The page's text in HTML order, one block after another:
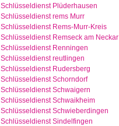
Schlüsseldienst Plüderhausen
Schlüsseldienst rems Murr
Schlüsseldienst Rems-Murr-Kreis
Schlüsseldienst Remseck am Neckar
Schlüsseldienst Renningen
Schlüsseldienst reutlingen
Schlüsseldienst Rudersberg
Schlüsseldienst Schorndorf
Schlüsseldienst Schwaigern
Schlüsseldienst Schwaikheim
Schlüsseldienst Schwieberdingen
Schlüsseldienst Sindelfingen